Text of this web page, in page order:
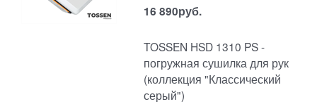
16 890руб.
TOSSEN HSD 1310 PS -
погружная сушилка для рук
(коллекция "Классический
серый")